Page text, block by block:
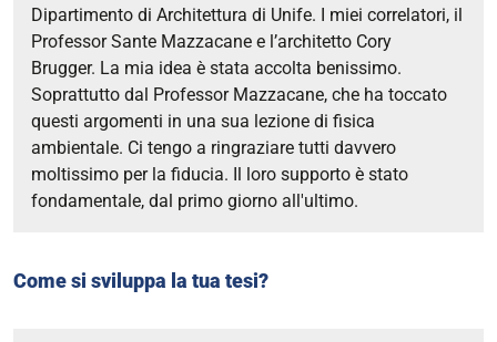
Dipartimento di Architettura di Unife. I miei correlatori, il
Professor Sante Mazzacane e l’architetto Cory
Brugger. La mia idea è stata accolta benissimo.
Soprattutto dal Professor Mazzacane, che ha toccato
questi argomenti in una sua lezione di fisica
ambientale. Ci tengo a ringraziare tutti davvero
moltissimo per la fiducia. Il loro supporto è stato
fondamentale, dal primo giorno all'ultimo.
Come si sviluppa la tua tesi?